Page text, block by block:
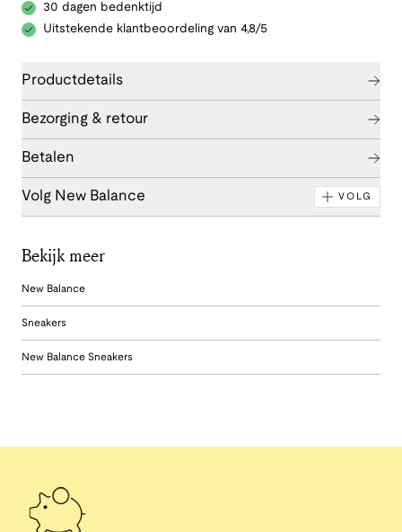
30 dagen bedenktijd
Uitstekende klantbeoordeling van 4,8/5
Productdetails
Bezorging & retour
Betalen
Volg New Balance VOLG
Bekijk meer
New Balance
Sneakers
New Balance Sneakers